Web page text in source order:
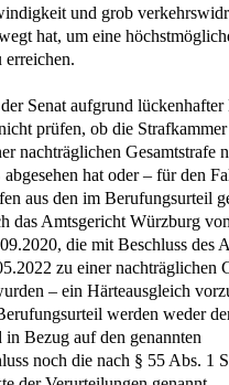
und grob
hat, um eine
Senat aufgrund lückenhafter
prüfen, ob die
nachträglichen Gesamtstrafe
hat oder – für den
aus den im Berufungsurteil
das Amtsgericht Würzburg
die mit Beschluss des
zu einer nachträglichen
– ein Härteausgleich
werden weder
in Bezug auf den genannten
noch die nach § 55 Abs. 1